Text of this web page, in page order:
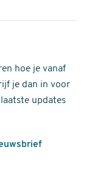
hoe je vanaf
je dan in voor
updates